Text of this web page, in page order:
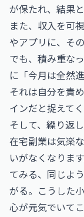
が保たれ、結果
また、収入を可
やアプリに、そ
でも、積み重な
に「今月は全然
それは自分を責
インだと捉えてく
そして、繰り返
在宅副業は気楽
いがなくなりま
てみる、同じよ
がる。こうした
心が元気でいて